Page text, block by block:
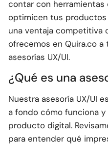
contar con herramientas
optimicen tus
una ventaja competitiva
ofrecemos en Quira.co
asesorías UX/UI.
¿Qué es una
Nuestra asesoría UX/UI
a fondo cómo funciona
producto digital.
para entender qué